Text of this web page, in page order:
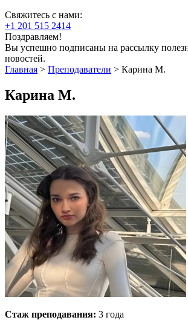
Свяжитесь с нами:
+1 201 515 2414
Поздравляем!
Вы успешно подписаны на рассылку
новостей.
Главная > Преподаватели > Карина М.
Карина М.
Стаж преподавания: 3 года